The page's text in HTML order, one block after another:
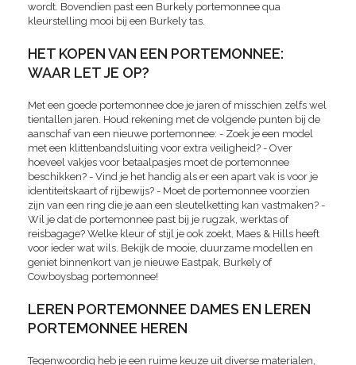
wordt. Bovendien past een Burkely portemonnee qua
kleurstelling mooi bij een Burkely tas.
HET KOPEN VAN EEN PORTEMONNEE:
WAAR LET JE OP?
Met een goede portemonnee doe je jaren of misschien zelfs wel
tientallen jaren. Houd rekening met de volgende punten bij de
aanschaf van een nieuwe portemonnee: - Zoek je een model
met een klittenbandsluiting voor extra veiligheid? - Over
hoeveel vakjes voor betaalpasjes moet de portemonnee
beschikken? - Vind je het handig als er een apart vak is voor je
identiteitskaart of rijbewijs? - Moet de portemonnee voorzien
zijn van een ring die je aan een sleutelketting kan vastmaken? -
Wil je dat de portemonnee past bij je rugzak, werktas of
reisbagage? Welke kleur of stijl je ook zoekt, Maes & Hills heeft
voor ieder wat wils. Bekijk de mooie, duurzame modellen en
geniet binnenkort van je nieuwe Eastpak, Burkely of
Cowboysbag portemonnee!
LEREN PORTEMONNEE DAMES EN LEREN
PORTEMONNEE HEREN
Tegenwoordig heb je een ruime keuze uit diverse materialen,